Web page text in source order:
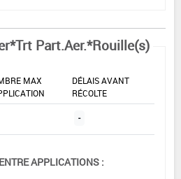
Part.Aer.*Rouille(s)
MAX
DÉLAIS AVANT
RÉCOLTE
-
APPLICATIONS :